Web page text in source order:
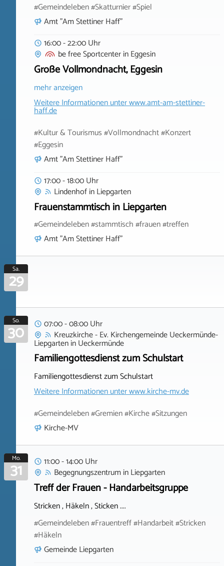
#Gemeindeleben #Skatturnier #Spiel
Amt "Am Stettiner Haff"
16:00 - 22:00 Uhr
be free SportcenterinEggesin
Große Vollmondnacht, Eggesin
mehr anzeigen
Weitere Informationen unterwww.amt-am-stettiner-
haff.de
#Kultur & Tourismus #Vollmondnacht #Konzert
#Eggesin
Amt "Am Stettiner Haff"
17:00 - 18:00 Uhr
LindenhofinLiepgarten
Frauenstammtisch in Liepgarten
#Gemeindeleben #stammtisch #frauen #treffen
Amt "Am Stettiner Haff"
Sa.
29
So.
30
07:00 - 08:00 Uhr
Kreuzkirche - Ev. Kirchengemeinde Ueckermünde-
LiepgarteninUeckermünde
Familiengottesdienst zum Schulstart
Familiengottesdienst zum Schulstart
Weitere Informationen unterwww.kirche-mv.de
#Gemeindeleben #Gremien #Kirche #Sitzungen
Kirche-MV
Mo.
31
11:00 - 14:00 Uhr
BegegnungszentruminLiepgarten
Treff der Frauen - Handarbeitsgruppe
Stricken , Häkeln , Sticken ....
#Gemeindeleben #Frauentreff #Handarbeit #Stricken
#Häkeln
Gemeinde Liepgarten